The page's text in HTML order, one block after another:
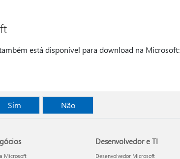
está disponível para download na Microsoft:
Sim Não
Microsoft
Desenvolvedor e TI
Desenvolvedor Microsoft